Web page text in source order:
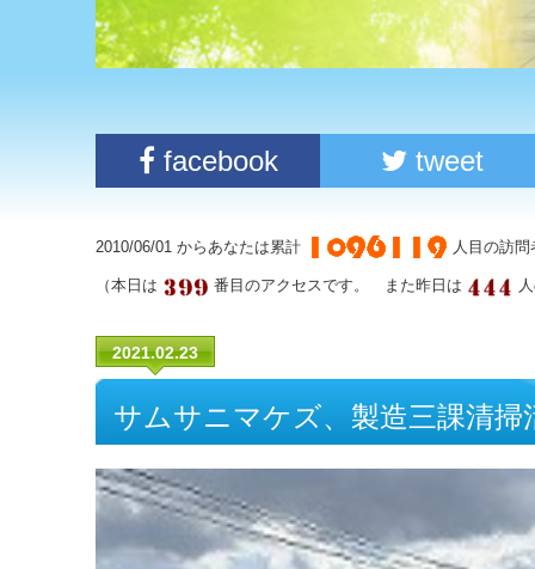
facebook tweet
2010/06/01 からあなたは累計 人目の訪
（本日は 番目のアクセスです。 また昨日は
2021.02.23
サムサニマケズ、製造三課清掃